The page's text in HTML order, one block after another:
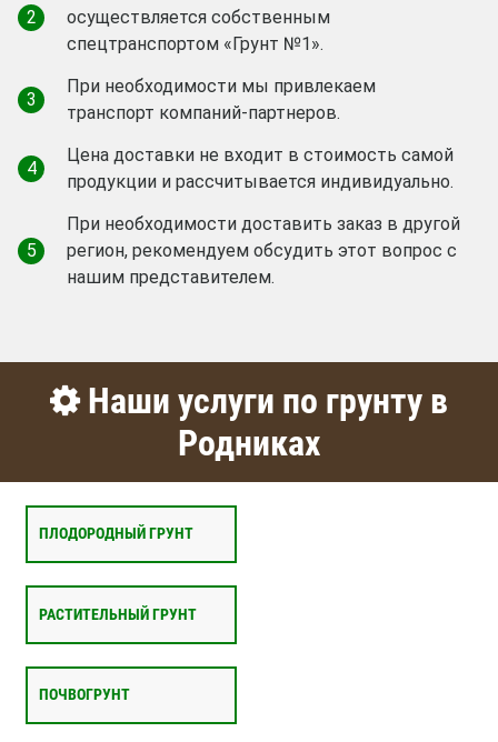
2
осуществляется собственным
спецтранспортом «Грунт №1».
3
При необходимости мы привлекаем
транспорт компаний-партнеров.
4
Цена доставки не входит в стоимость самой
продукции и рассчитывается индивидуально.
5
При необходимости доставить заказ в другой
регион, рекомендуем обсудить этот вопрос с
нашим представителем.
Наши услуги по грунту в
Родниках
ПЛОДОРОДНЫЙ ГРУНТ
РАСТИТЕЛЬНЫЙ ГРУНТ
ПОЧВОГРУНТ